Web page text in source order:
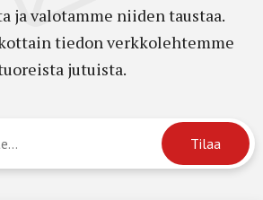
ja valotamme niiden taustaa.
tiedon verkkolehtemme
jutuista.